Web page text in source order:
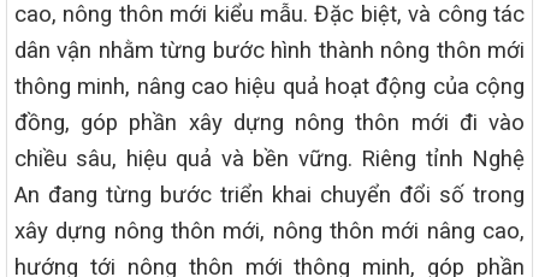
cao, nông thôn mới kiểu mẫu. Đặc biệt, và công tác
dân vận nhằm từng bước hình thành nông thôn mới
thông minh, nâng cao hiệu quả hoạt động của cộng
đồng, góp phần xây dựng nông thôn mới đi vào
chiều sâu, hiệu quả và bền vững. Riêng tỉnh Nghệ
An đang từng bước triển khai chuyển đổi số trong
xây dựng nông thôn mới, nông thôn mới nâng cao,
hướng tới nông thôn mới thông minh, góp phần